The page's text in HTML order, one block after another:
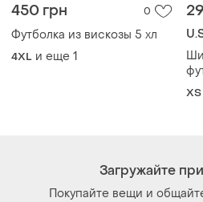
450 грн 0
Футболка из вискозы 5 хл
4XL и еще 1
ХS
Загружайте
Покупайте вещи и